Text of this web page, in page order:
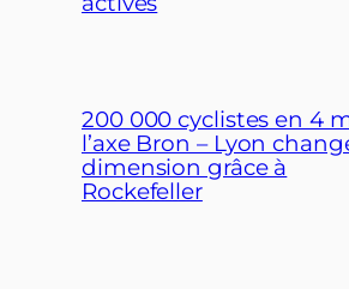
200 000 cyclistes en 4
l’axe Bron – Lyon
dimension grâce à
Rockefeller